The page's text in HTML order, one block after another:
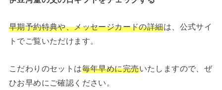
早期予約特典や、メッセージカードの詳細は、公式サイ
トでご覧いただけます。
こだわりのセットは毎年早めに完売いたしますので、ぜ
ひお早めにご確認ください。